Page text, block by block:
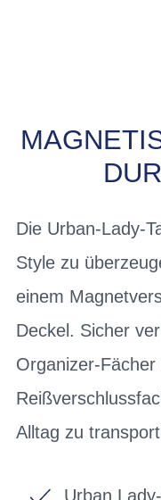
Die Urban-Lady-
Style zu
einem
Deckel. Sicher
Organizer-
Alltag zu
Urban